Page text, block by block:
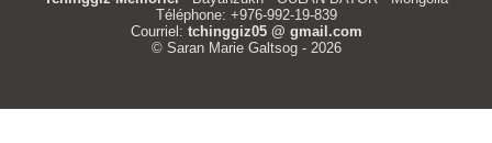
Téléphone: +976-992-19-839
Courriel: tchinggiz05 @ gmail.com
© Saran Marie Galtsog - 2026